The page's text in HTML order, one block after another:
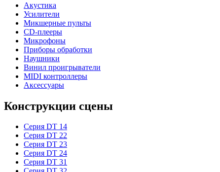
Акустика
Усилители
Микшерные пульты
CD-плееры
Микрофоны
Приборы обработки
Наушники
Винил проигрыватели
MIDI контроллеры
Аксессуары
Конструкции сцены
Серия DT 14
Серия DT 22
Серия DT 23
Серия DT 24
Серия DT 31